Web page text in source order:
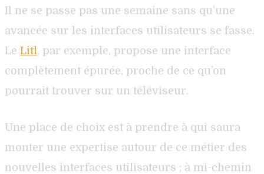
Il ne se passe pas une semaine sans qu’une
avancée sur les interfaces utilisateurs se fasse.
Le Litl , par exemple, propose une interface
complètement épurée, proche de ce qu’on
pourrait trouver sur un téléviseur.
Une place de choix est à prendre à qui saura
monter une expertise autour de ce métier des
nouvelles interfaces utilisateurs ; à mi-chemin